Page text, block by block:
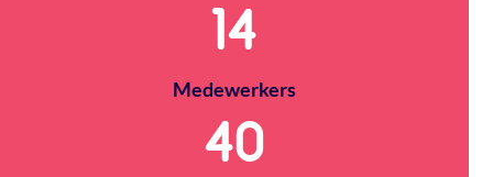
14
Medewerkers
40